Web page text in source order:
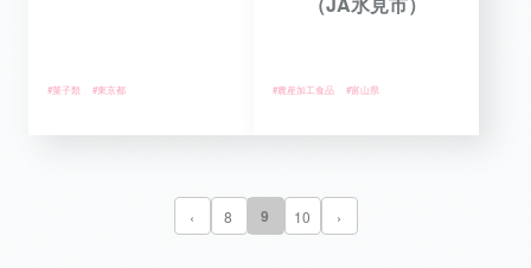
#菓子類 #東京都 #農産加工食品 #富山県
‹ 8 9 10 ›